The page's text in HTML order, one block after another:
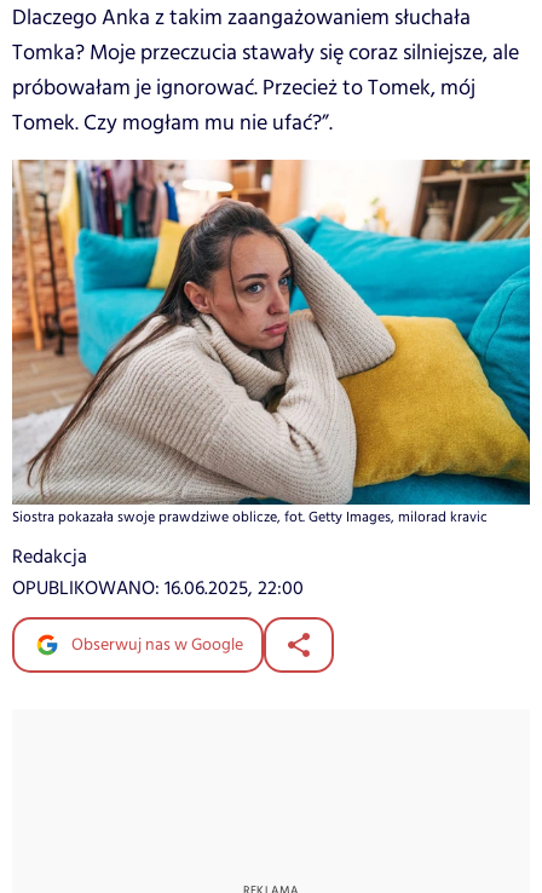
Dlaczego Anka z takim zaangażowaniem słuchała
Tomka? Moje przeczucia stawały się coraz silniejsze, ale
próbowałam je ignorować. Przecież to Tomek, mój
Tomek. Czy mogłam mu nie ufać?”.
Siostra pokazała swoje prawdziwe oblicze, fot. Getty Images, milorad kravic
Redakcja
OPUBLIKOWANO: 16.06.2025, 22:00
Obserwuj nas w Google